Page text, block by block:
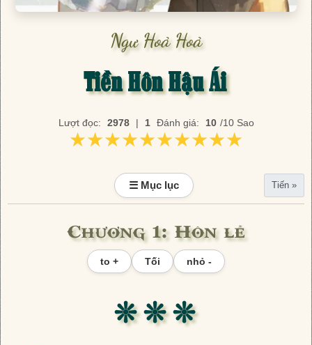
Ngư Hoả Hoả
Tiền Hôn Hậu Ái
Lượt đọc: 2978 | 1 Đánh giá: 10 /10 Sao
★★★★★★★★★★
★★★★★★★★★★
☰ Mục lục Tiến »
Chương 1: Hôn lễ
to + Tối nhỏ -
❊ ❊ ❊